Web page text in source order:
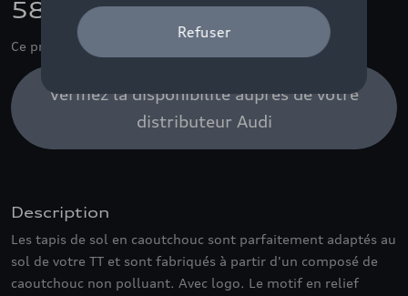
58,00 €
Ce produit n'est actuellement pas de stock
Vérifiez la disponibilité auprès de votre
distributeur Audi
Description
Les tapis de sol en caoutchouc sont parfaitement adaptés au
sol de votre TT et sont fabriqués à partir d'un composé de
caoutchouc non polluant. Avec logo. Le motif en relief